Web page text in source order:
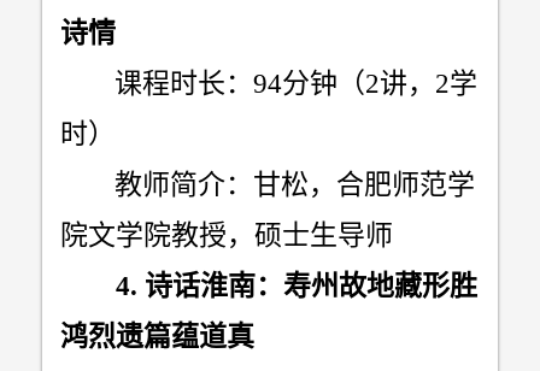
诗情
课程时长： 94分钟（2讲， 2学
时）
教师简介：甘松，合肥师范学
院文学院教授，硕士生导师
4. 诗话淮南：寿州故地藏形胜
鸿烈遗篇蕴道真